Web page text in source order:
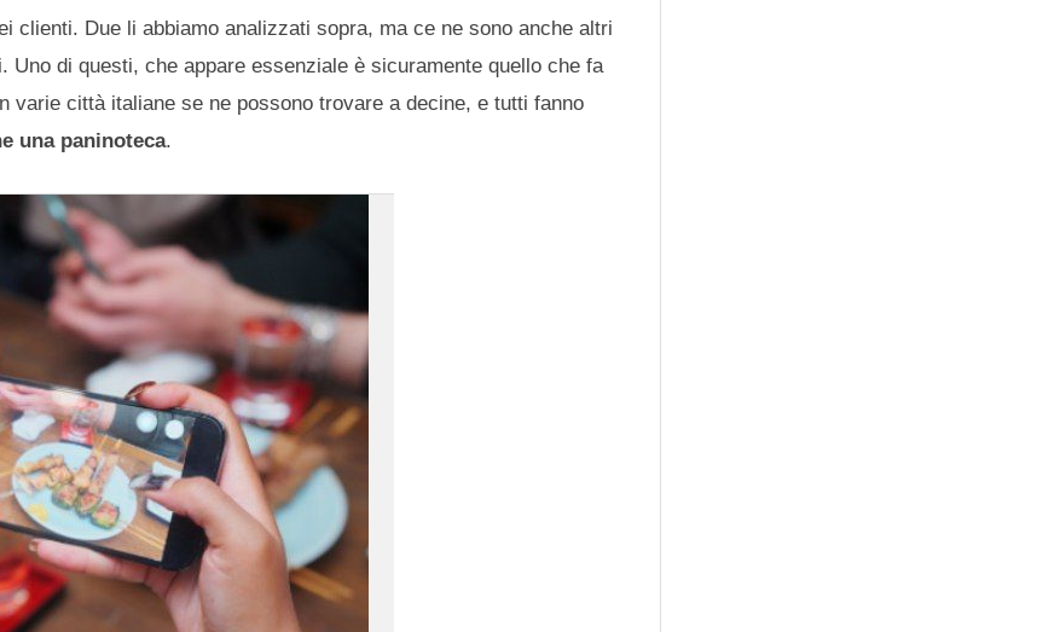
clienti. Due li abbiamo analizzati sopra, ma ce ne sono anche altri
di questi, che appare essenziale è sicuramente quello che fa
varie città italiane se ne possono trovare a decine, e tutti fanno
una paninoteca.